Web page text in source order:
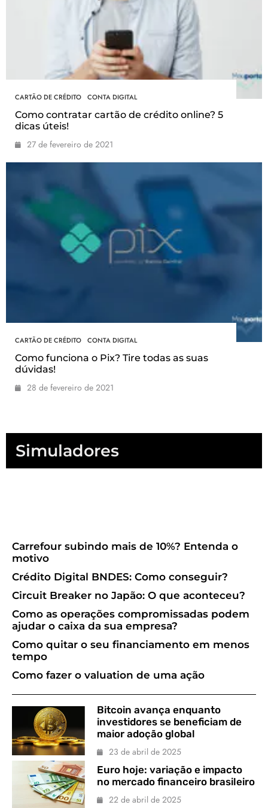
CARTÃO DE CRÉDITO CONTA DIGITAL
Como contratar cartão de crédito online? 5
dicas úteis!
27 de fevereiro de 2021
CARTÃO DE CRÉDITO CONTA DIGITAL
Como funciona o Pix? Tire todas as suas
dúvidas!
28 de fevereiro de 2021
Simuladores
Carrefour subindo mais de 10%? Entenda o
motivo
Crédito Digital BNDES: Como conseguir?
Circuit Breaker no Japão: O que aconteceu?
Como as operações compromissadas podem
ajudar o caixa da sua empresa?
Como quitar o seu financiamento em menos
tempo
Como fazer o valuation de uma ação
Bitcoin avança enquanto
investidores se beneficiam de
maior adoção global
23 de abril de 2025
Euro hoje: variação e impacto
no mercado financeiro brasileiro
22 de abril de 2025